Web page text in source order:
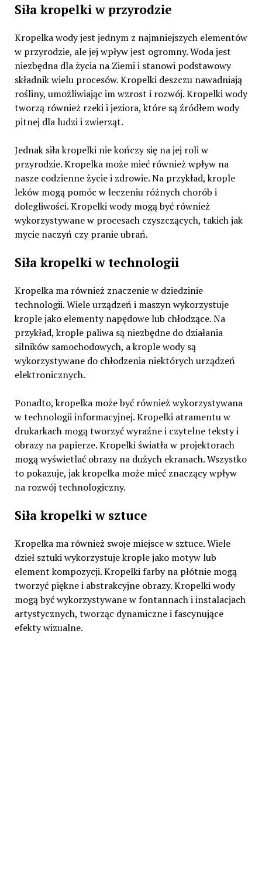
Siła kropelki w przyrodzie
Kropelka wody jest jednym z najmniejszych elementów
w przyrodzie, ale jej wpływ jest ogromny. Woda jest
niezbędna dla życia na Ziemi i stanowi podstawowy
składnik wielu procesów. Kropelki deszczu nawadniają
rośliny, umożliwiając im wzrost i rozwój. Kropelki wody
tworzą również rzeki i jeziora, które są źródłem wody
pitnej dla ludzi i zwierząt.
Jednak siła kropelki nie kończy się na jej roli w
przyrodzie. Kropelka może mieć również wpływ na
nasze codzienne życie i zdrowie. Na przykład, krople
leków mogą pomóc w leczeniu różnych chorób i
dolegliwości. Kropelki wody mogą być również
wykorzystywane w procesach czyszczących, takich jak
mycie naczyń czy pranie ubrań.
Siła kropelki w technologii
Kropelka ma również znaczenie w dziedzinie
technologii. Wiele urządzeń i maszyn wykorzystuje
krople jako elementy napędowe lub chłodzące. Na
przykład, krople paliwa są niezbędne do działania
silników samochodowych, a krople wody są
wykorzystywane do chłodzenia niektórych urządzeń
elektronicznych.
Ponadto, kropelka może być również wykorzystywana
w technologii informacyjnej. Kropelki atramentu w
drukarkach mogą tworzyć wyraźne i czytelne teksty i
obrazy na papierze. Kropelki światła w projektorach
mogą wyświetlać obrazy na dużych ekranach. Wszystko
to pokazuje, jak kropelka może mieć znaczący wpływ
na rozwój technologiczny.
Siła kropelki w sztuce
Kropelka ma również swoje miejsce w sztuce. Wiele
dzieł sztuki wykorzystuje krople jako motyw lub
element kompozycji. Kropelki farby na płótnie mogą
tworzyć piękne i abstrakcyjne obrazy. Kropelki wody
mogą być wykorzystywane w fontannach i instalacjach
artystycznych, tworząc dynamiczne i fascynujące
efekty wizualne.